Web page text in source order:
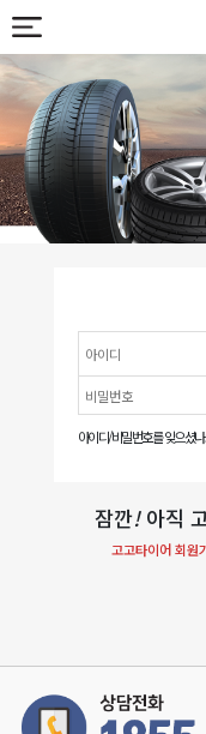
아이디/비밀번호를 잊으셨
잠깐!아직
고고타이어 회원